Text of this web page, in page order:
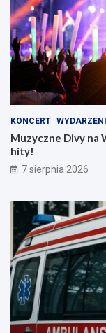
KONCERT
Muzyczne Divy na
hity!
7 sierpnia 2026